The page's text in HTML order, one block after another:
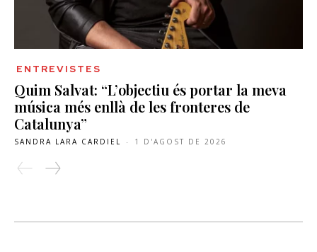
ENTREVISTES
Quim Salvat: “L’objectiu és portar la meva
música més enllà de les fronteres de
Catalunya”
SANDRA LARA CARDIEL - 1 D'AGOST DE 2026